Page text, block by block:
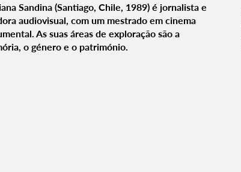
Sandina (Santiago, Chile, 1989) é jornalista e
audiovisual, com um mestrado em cinema
As suas áreas de exploração são a
o género e o património.